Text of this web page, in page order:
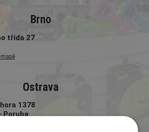
Brno
třída 27
Ostrava
1378
Poruba